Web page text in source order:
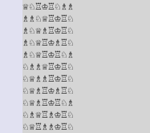
♕♘♖♔♖♘♗♗
♗♗♘♕♖♔♖♘
♗♘♕♗♖♔♖♘
♗♘♕♖♔♗♖♘
♗♘♕♖♔♖♘♗
♘♗♗♕♖♔♖♘
♘♕♗♗♖♔♖♘
♘♕♗♖♔♗♖♘
♘♕♗♖♔♖♘♗
♘♗♕♖♗♔♖♘
♘♕♖♗♗♔♖♘